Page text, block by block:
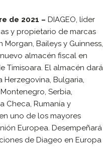
de 2021 – DIAGEO, líder
y propietario de marcas
Baileys y Guinness,
almacén fiscal en
Timisoara. El almacén dará
Herzegovina, Bulgaria,
Serbia,
Checa, Rumanía y
uno de los mayores
Europea. Desempeñará
de Diageo en Europa